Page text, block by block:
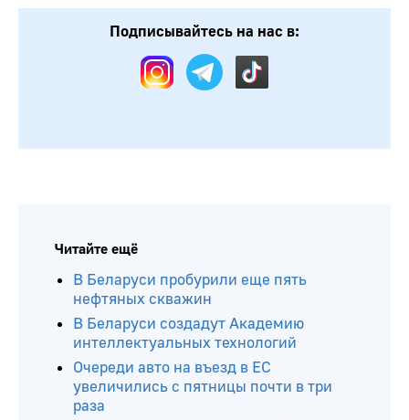
Подписывайтесь на нас в:
Читайте ещё
В Беларуси пробурили еще пять
нефтяных скважин
В Беларуси создадут Академию
интеллектуальных технологий
Очереди авто на въезд в ЕС
увеличились с пятницы почти в три
раза